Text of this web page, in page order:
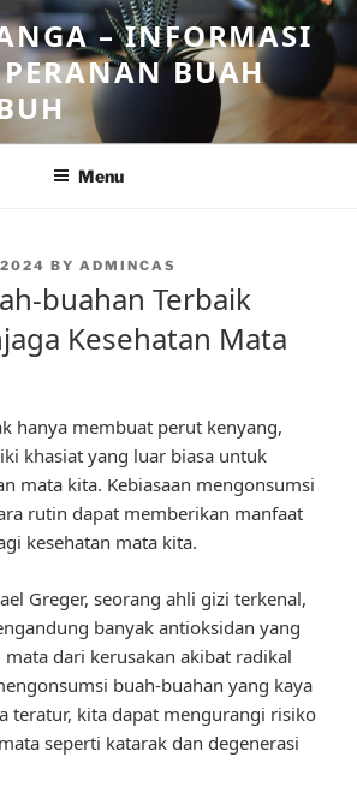
– INFORMASI
PERANAN BUAH
Menu
BY ADMINCAS
buahan Terbaik
Kesehatan Mata
hanya membuat perut kenyang,
khasiat yang luar biasa untuk
mata kita. Kebiasaan mengonsumsi
rutin dapat memberikan manfaat
kesehatan mata kita.
Greger, seorang ahli gizi terkenal,
banyak antioksidan yang
dari kerusakan akibat radikal
buah-buahan yang kaya
teratur, kita dapat mengurangi risiko
seperti katarak dan degenerasi